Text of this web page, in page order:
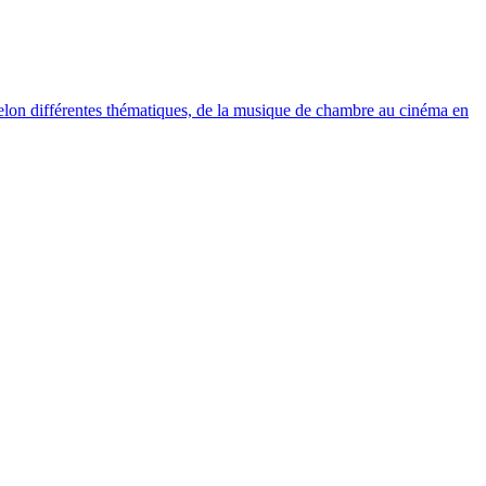
différentes thématiques, de la musique de chambre au cinéma en